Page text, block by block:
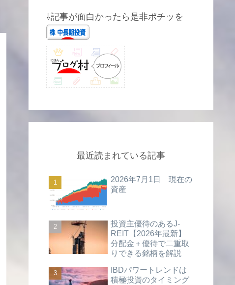
⇩記事が面白かったら是非ポチッを
最近読まれている記事
2026年7月1日 現在の
資産
投資主優待のあるJ-
REIT【2026年最新】
分配金＋優待で二重取
りできる銘柄を解説
IBDパワートレンドは
積極投資のタイミング